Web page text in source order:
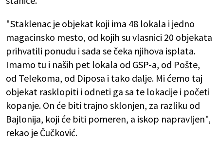
"Staklenac je objekat koji ima 48 lokala i jedno
magacinsko mesto, od kojih su vlasnici 20 objekata
prihvatili ponudu i sada se čeka njihova isplata.
Imamo tu i naših pet lokala od GSP-a, od Pošte,
od Telekoma, od Diposa i tako dalje. Mi ćemo taj
objekat rasklopiti i odneti ga sa te lokacije i početi
kopanje. On će biti trajno sklonjen, za razliku od
Bajlonija, koji će biti pomeren, a iskop napravljen",
rekao je Čučković.